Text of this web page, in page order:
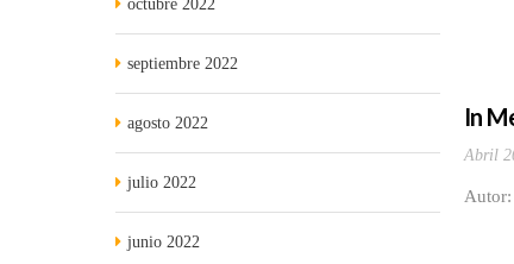
In
Abril
octubre 2022
septiembre 2022
agosto 2022
julio 2022
junio 2022